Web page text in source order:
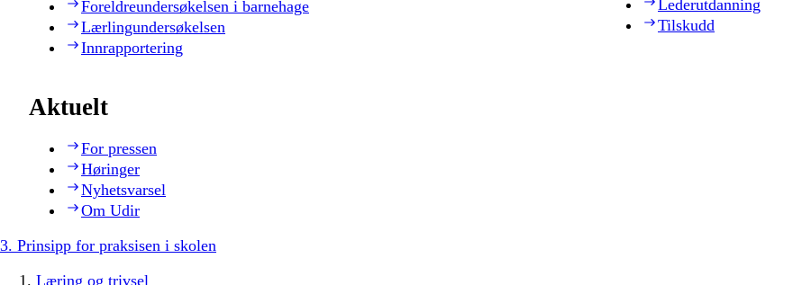
Foreldreundersøkelsen i barnehage
Lærlingundersøkelsen
Innrapportering
Lederutdanning
Tilskudd
Aktuelt
For pressen
Høringer
Nyhetsvarsel
Om Udir
3. Prinsipp for praksisen i skolen
Læring og trivsel